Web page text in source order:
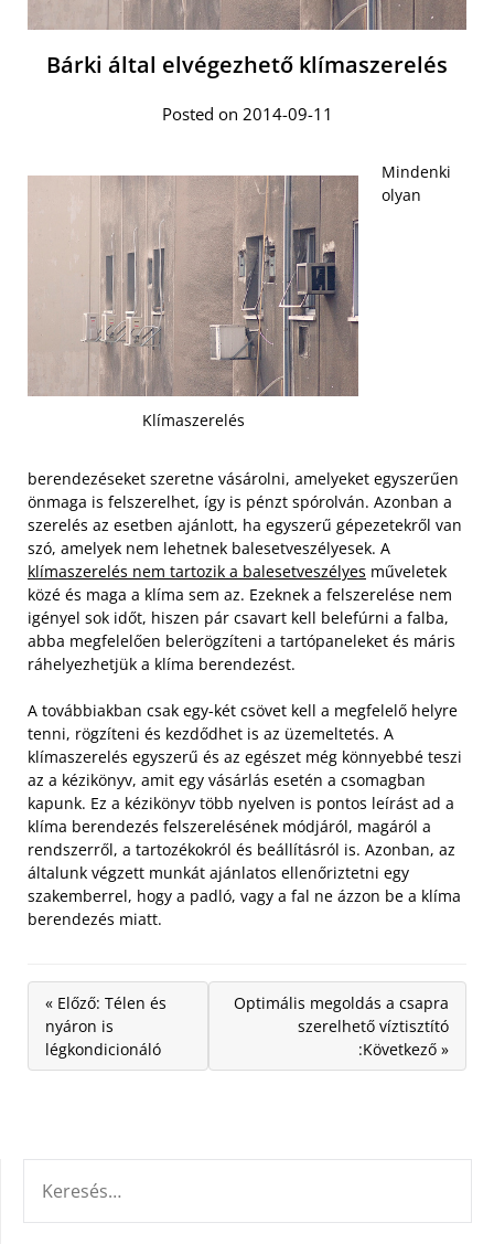
Bárki által elvégezhető klímaszerelés
Posted on 2014-09-11
Klímaszerelés
Mindenki
olyan
berendezéseket szeretne vásárolni, amelyeket egyszerűen
önmaga is felszerelhet, így is pénzt spórolván. Azonban a
szerelés az esetben ajánlott, ha egyszerű gépezetekről van
szó, amelyek nem lehetnek balesetveszélyesek. A
klímaszerelés nem tartozik a balesetveszélyes műveletek
közé és maga a klíma sem az. Ezeknek a felszerelése nem
igényel sok időt, hiszen pár csavart kell belefúrni a falba,
abba megfelelően belerögzíteni a tartópaneleket és máris
ráhelyezhetjük a klíma berendezést.
A továbbiakban csak egy-két csövet kell a megfelelő helyre
tenni, rögzíteni és kezdődhet is az üzemeltetés. A
klímaszerelés egyszerű és az egészet még könnyebbé teszi
az a kézikönyv, amit egy vásárlás esetén a csomagban
kapunk. Ez a kézikönyv több nyelven is pontos leírást ad a
klíma berendezés felszerelésének módjáról, magáról a
rendszerről, a tartozékokról és beállításról is. Azonban, az
általunk végzett munkát ajánlatos ellenőriztetni egy
szakemberrel, hogy a padló, vagy a fal ne ázzon be a klíma
berendezés miatt.
« Előző: Télen és
nyáron is
légkondicionáló
Optimális megoldás a csapra
szerelhető víztisztító
:Következő »